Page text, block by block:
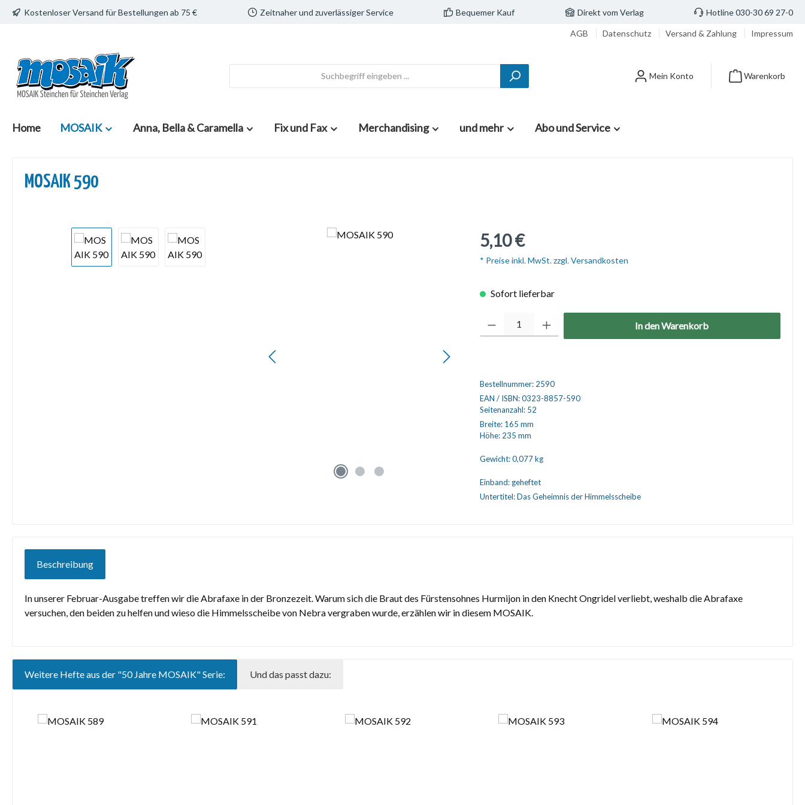
Hauptinhalt springen
Zur Suche springen
Zur Hauptnavigation springen
Kostenloser Versand für Bestellungen ab 75 € Zeitnaher und zuverlässiger Service Bequemer Kauf Direkt vom Verlag Hotline 030-30 69 27-0
AGB Datenschutz Versand & Zahlung Impressum
Mein Konto Warenkorb
Home MOSAIK Anna, Bella & Caramella Fix und Fax Merchandising und mehr Abo und Service
MOSAIK 590
Bildergalerie überspringen 5,10 €
* Preise inkl. MwSt. zzgl. Versandkosten
Sofort lieferbar
In den Warenkorb
Bestellnummer: 2590
EAN / ISBN:0323-8857-590
Seitenanzahl: 52
Breite: 165 mm
Höhe: 235 mm
Gewicht:0,077 kg
Einband: geheftet
Untertitel:Das Geheimnis der Himmelsscheibe
Beschreibung
In unserer Februar-Ausgabe treffen wir die Abrafaxe in der Bronzezeit. Warum sich die Braut des Fürstensohnes Hurmijon in den Knecht Ongridel verliebt, weshalb die Abrafaxe
versuchen, den beiden zu helfen und wieso die Himmelsscheibe von Nebra vergraben wurde, erzählen wir in diesem MOSAIK.
Weitere Hefte aus der "50 Jahre MOSAIK" Serie: Und das passt dazu: